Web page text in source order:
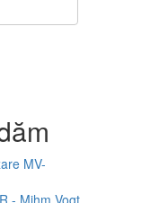
- Mihm Vogt